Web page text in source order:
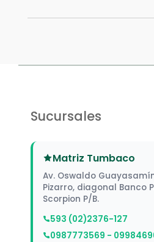
Sucursales
Matriz Tumbaco
Av. Oswaldo
Pizarro, diagonal Banco
Scorpion P/B.
593 (02)2376-127
0987773569 -